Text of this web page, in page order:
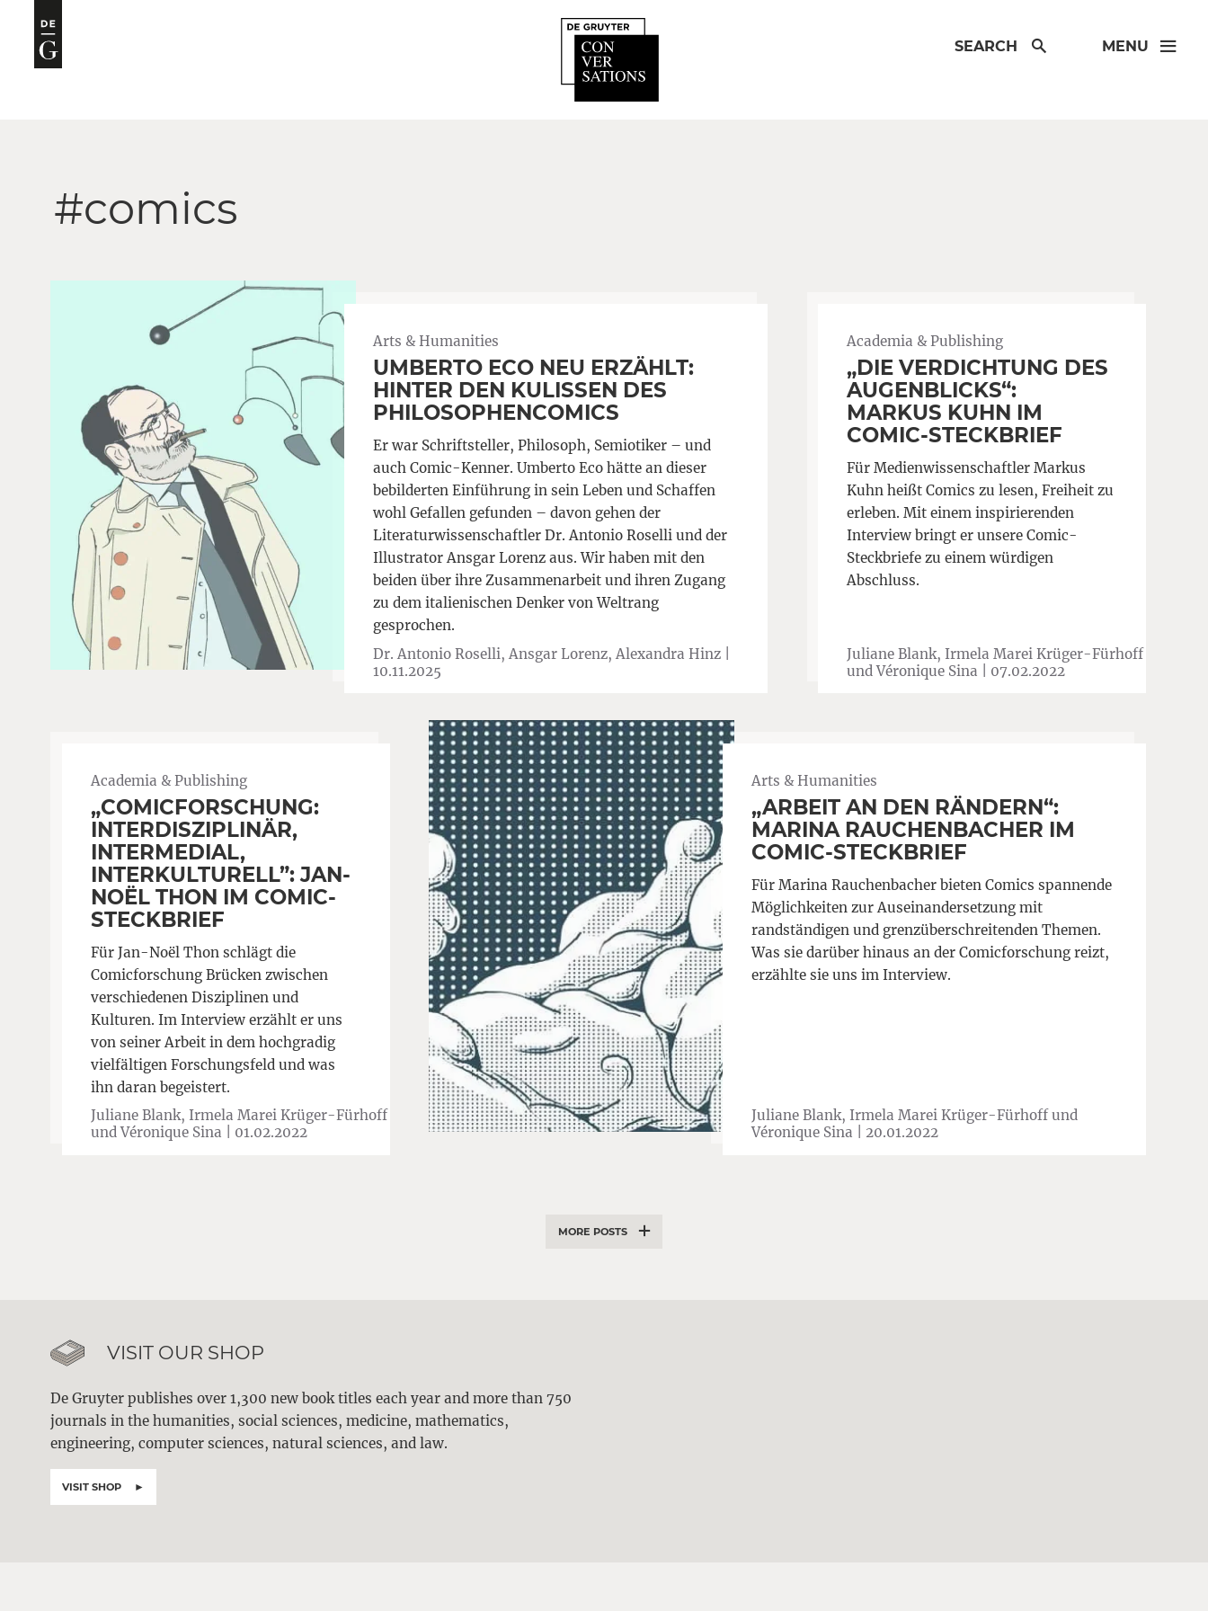
SEARCH MENU
#comics
Arts & Humanities
UMBERTO ECO NEU ERZÄHLT:
HINTER DEN KULISSEN DES
PHILOSOPHENCOMICS
Er war Schriftsteller, Philosoph, Semiotiker – und
auch Comic-Kenner. Umberto Eco hätte an dieser
bebilderten Einführung in sein Leben und Schaffen
wohl Gefallen gefunden – davon gehen der
Literaturwissenschaftler Dr. Antonio Roselli und der
Illustrator Ansgar Lorenz aus. Wir haben mit den
beiden über ihre Zusammenarbeit und ihren Zugang
zu dem italienischen Denker von Weltrang
gesprochen.
Dr. Antonio Roselli, Ansgar Lorenz, Alexandra Hinz |
10.11.2025
Academia & Publishing
„DIE VERDICHTUNG DES
AUGENBLICKS“:
MARKUS KUHN IM
COMIC-STECKBRIEF
Für Medienwissenschaftler Markus
Kuhn heißt Comics zu lesen, Freiheit zu
erleben. Mit einem inspirierenden
Interview bringt er unsere Comic-
Steckbriefe zu einem würdigen
Abschluss.
Juliane Blank, Irmela Marei Krüger-Fürhoff
und Véronique Sina | 07.02.2022
Academia & Publishing
„COMICFORSCHUNG:
INTERDISZIPLINÄR,
INTERMEDIAL,
INTERKULTURELL”: JAN-
NOËL THON IM COMIC-
STECKBRIEF
Für Jan-Noël Thon schlägt die
Comicforschung Brücken zwischen
verschiedenen Disziplinen und
Kulturen. Im Interview erzählt er uns
von seiner Arbeit in dem hochgradig
vielfältigen Forschungsfeld und was
ihn daran begeistert.
Juliane Blank, Irmela Marei Krüger-Fürhoff
und Véronique Sina | 01.02.2022
Arts & Humanities
„ARBEIT AN DEN RÄNDERN“:
MARINA RAUCHENBACHER IM
COMIC-STECKBRIEF
Für Marina Rauchenbacher bieten Comics spannende
Möglichkeiten zur Auseinandersetzung mit
randständigen und grenzüberschreitenden Themen.
Was sie darüber hinaus an der Comicforschung reizt,
erzählte sie uns im Interview.
Juliane Blank, Irmela Marei Krüger-Fürhoff und
Véronique Sina | 20.01.2022
MORE POSTS
VISIT OUR SHOP
De Gruyter publishes over 1,300 new book titles each year and more than 750
journals in the humanities, social sciences, medicine, mathematics,
engineering, computer sciences, natural sciences, and law.
VISIT SHOP